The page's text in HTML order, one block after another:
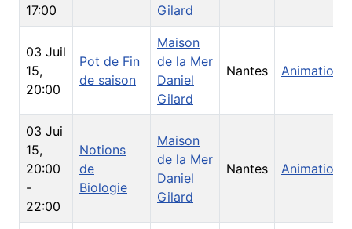
17:00
Gilard
03 Juil
15,
20:00
Pot de Fin
de saison
Maison
de la Mer
Daniel
Gilard
Nantes Animations
03 Jui
15,
20:00
-
22:00
Notions
de
Biologie
Maison
de la Mer
Daniel
Gilard
Nantes Animations